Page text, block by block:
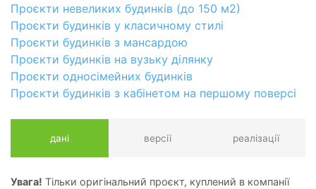
Проєкти невеликих будинків (до 150 м2)
Проєкти будинків у класичному стилі
Проєкти будинків з мансардою
Проєкти будинків на вузьку ділянку
Проєкти односімейних будинків
Проєкти будинків з кабінетом на першому поверсі
дані версії реалізації
Увага! Тільки оригінальний проєкт, куплений в компанії